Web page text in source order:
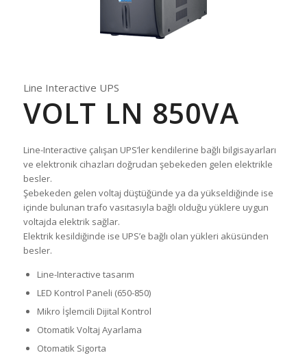
Line Interactive UPS
VOLT LN 850VA
Line-Interactive çalışan UPS’ler kendilerine bağlı bilgisayarları
ve elektronik cihazları doğrudan şebekeden gelen elektrikle
besler.
Şebekeden gelen voltaj düştüğünde ya da yükseldiğinde ise
içinde bulunan trafo vasıtasıyla bağlı olduğu yüklere uygun
voltajda elektrik sağlar.
Elektrik kesildiğinde ise UPS’e bağlı olan yükleri aküsünden
besler.
Line-Interactive tasarım
LED Kontrol Paneli (650-850)
Mikro İşlemcili Dijital Kontrol
Otomatik Voltaj Ayarlama
Otomatik Sigorta